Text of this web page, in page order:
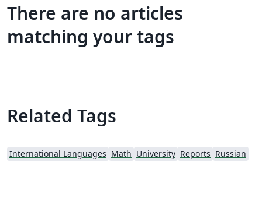
There are no articles
matching your tags
Related Tags
International Languages Math University Reports Russian